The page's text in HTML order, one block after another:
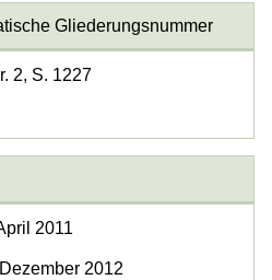
Gliederungsnummer
2, S. 1227
2011
2012